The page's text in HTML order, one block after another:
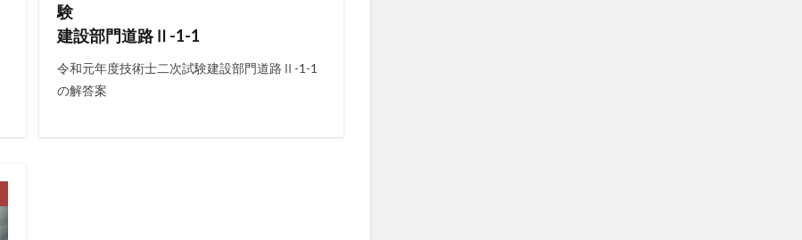
験
建設部門道路Ⅱ-1-1
令和元年度技術士二次試験建設部門道路Ⅱ-1-1
の解答案